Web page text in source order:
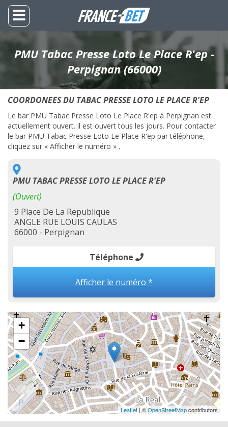
PMU Tabac Presse Loto Le Place R'ep -
Perpignan (66000)
COORDONEES DU TABAC PRESSE LOTO LE PLACE R'EP
Le bar PMU Tabac Presse Loto Le Place R'ep à Perpignan est
actuellement ouvert. il est ouvert tous les jours. Pour contacter
le bar PMU Tabac Presse Loto Le Place R'ep par téléphone,
cliquez sur « Afficher le numéro » .
PMU TABAC PRESSE LOTO LE PLACE R'EP
(Ouvert)
9 Place De La Republique
ANGLE RUE LOUIS CAULAS
66000 - Perpignan
Téléphone
Afficher le numéro *
+
−
Leaflet| ©OpenStreetMapcontributors